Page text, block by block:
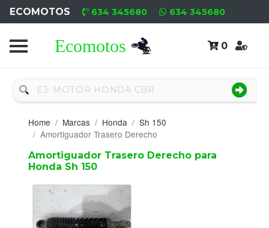
ECOMOTOS 634 345680 634 345680
0
Home
Nuevo
Neumáticos
Campa
Motores
Nuevos
Home Marcas Honda
Sh 150
Amortiguador Trasero Derecho
Amortiguador Trasero Derecho para
Honda Sh 150